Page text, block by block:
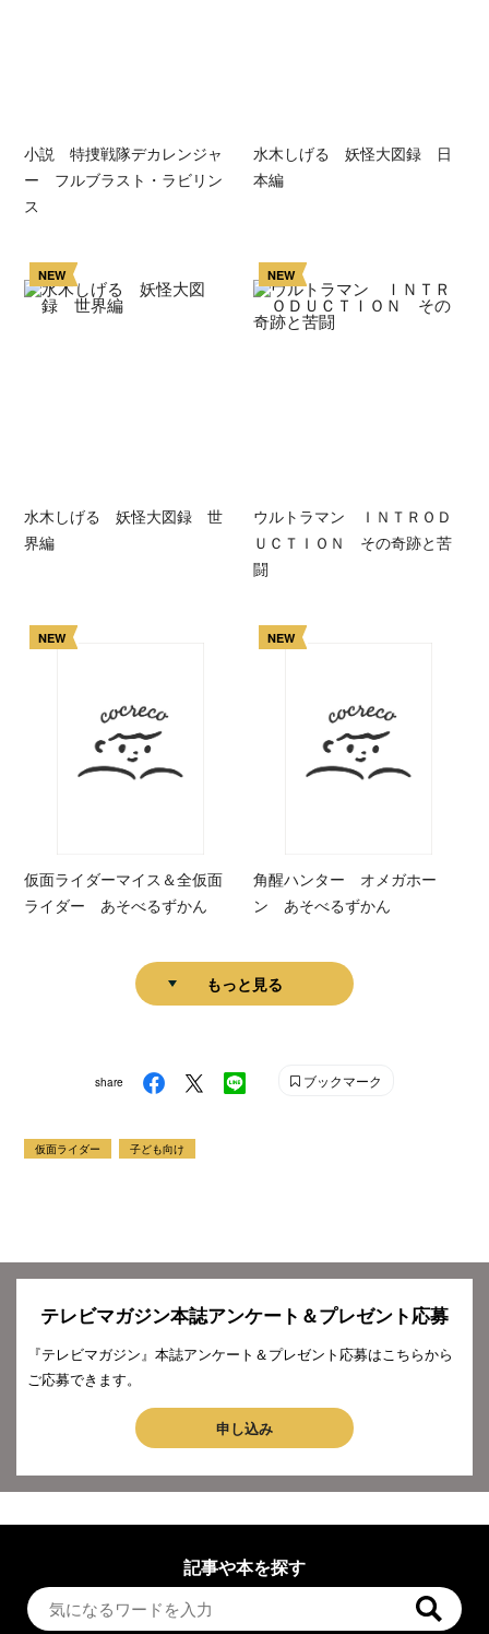
小説 特捜戦隊デカレンジャ
ー フルブラスト・ラビリン
ス
水木しげる 妖怪大図録 日
本編
NEW
水木しげる 妖怪大図録 世
界編
NEW
ウルトラマン ＩＮＴＲＯＤ
ＵＣＴＩＯＮ その奇跡と苦
闘
NEW
仮面ライダーマイス＆全仮面
ライダー あそべるずかん
NEW
角醒ハンター オメガホー
ン あそべるずかん
もっと見る
share ブックマーク
仮面ライダー 子ども向け
テレビマガジン本誌アンケート＆プレゼント応募
『テレビマガジン』本誌アンケート＆プレゼント応募はこちらから
ご応募できます。
申し込み
記事や本を探す